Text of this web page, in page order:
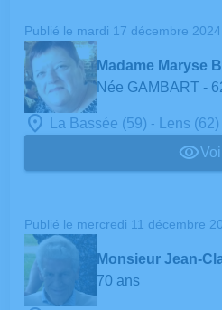
Publié le mardi 17 décembre 2024
Madame Maryse
Née GAMBART
-
La Bassée (59) - Lens (62)
Publié le mercredi 11 décembre
Monsieur Jean-
70 ans